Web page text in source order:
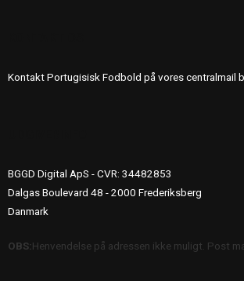
Kontakt Portugisisk Fodbold på vores centralmail
BGGD Digital ApS - CVR: 34482853
Dalgas Boulevard 48 - 2000 Frederiksberg
Danmark
OBS:Henvendelse på adressen ikke muligt. Post